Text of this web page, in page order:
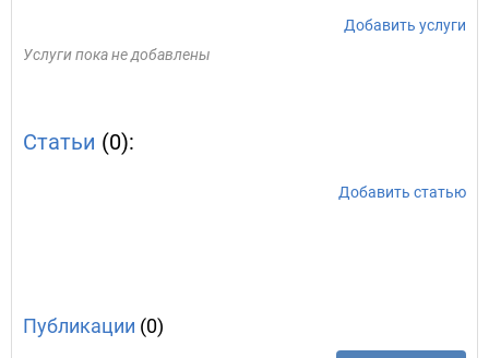
Добавить услуги
Услуги пока не добавлены
Статьи (0):
Добавить статью
Публикации (0)